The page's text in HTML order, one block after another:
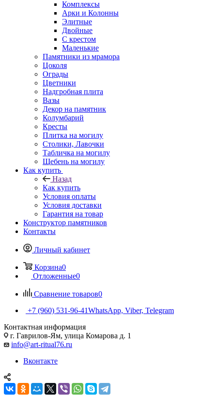
Комплексы
Арки и Колонны
Элитные
Двойные
С крестом
Маленькие
Памятники из мрамора
Цоколя
Ограды
Цветники
Надгробная плита
Вазы
Декор на памятник
Колумбарий
Кресты
Плитка на могилу
Столики, Лавочки
Табличка на могилу
Щебень на могилу
Как купить
Назад
Как купить
Условия оплаты
Условия доставки
Гарантия на товар
Конструктор памятников
Контакты
Личный кабинет
Корзина0
Отложенные0
Сравнение товаров0
+7 (960) 531-96-41WhatsApp, Viber, Telegram
Контактная информация
г. Гаврилов-Ям, улица Комарова д. 1
info@art-ritual76.ru
Вконтакте